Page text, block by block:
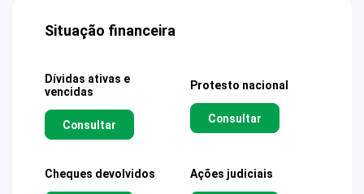
Situação financeira
Dívidas ativas e
vencidas
Consultar
Protesto nacional
Consultar
Cheques devolvidos Ações judiciais